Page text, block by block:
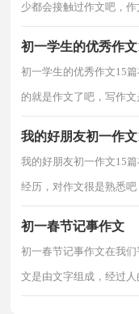
少都会接触过作文吧，
初一学生的优秀作文
初一学生的优秀作文15
的就是作文了吧，写作
我的好朋友初一作文
我的好朋友初一作文15
经历，对作文很是熟悉
初一春节记事作文
初一春节记事作文在我
文是由文字组成，经过